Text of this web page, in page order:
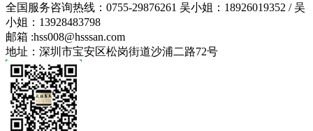
全国服务咨询热线： 0755-29876261 吴小姐：18926019352 / 吴
小姐：13928483798
邮箱 :hss008@hsssan.com
地址：深圳市宝安区松岗街道沙浦二路72号